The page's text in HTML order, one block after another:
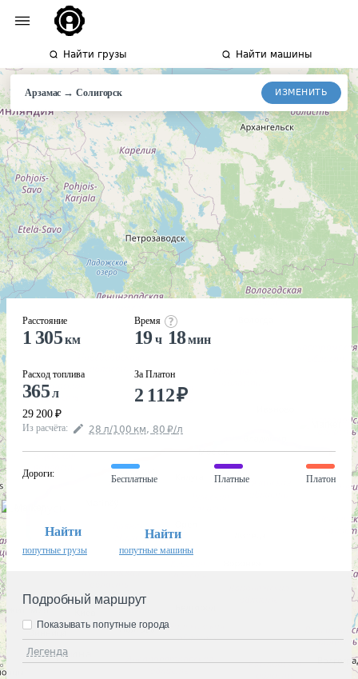
Найти грузы Найти машины
Арзамас →Солигорск ИЗМЕНИТЬ
Расстояние
1 305км
Расход топлива
365л
29 200 ₽
Время
19ч 18мин
За Платон
2 112₽
Из расчёта: 28 л/100 км, 80 ₽/л
Дороги:
Бесплатные Платные Платон
Найти
попутные грузы
Найти
попутные машины
Подробный маршрут
Легенда
Показывать попутные города